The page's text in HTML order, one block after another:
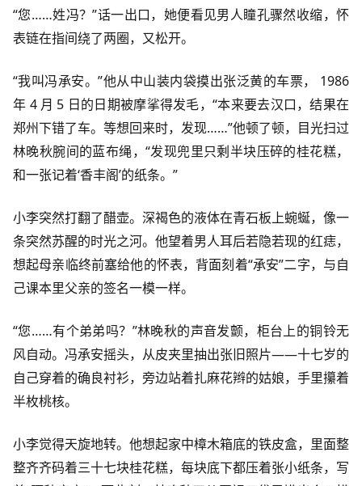
“您……姓冯？”话一出口，她便看见男人瞳孔骤然收缩，怀
表链在指间绕了两圈，又松开。
“我叫冯承安。”他从中山装内袋摸出张泛黄的车票， 1986
年 4 月 5 日的日期被摩挲得发毛，“本来要去汉口，结果在
郑州下错了车。等想回来时，发现……”他顿了顿，目光扫过
林晚秋腕间的蓝布绳，“发现兜里只剩半块压碎的桂花糕，
和一张记着‘香丰阁’的纸条。”
小李突然打翻了醋壶。深褐色的液体在青石板上蜿蜒，像一
条突然苏醒的时光之河。他望着男人耳后若隐若现的红痣，
想起母亲临终前塞给他的怀表，背面刻着“承安”二字，与自
己课本里父亲的签名一模一样。
“您……有个弟弟吗？”林晚秋的声音发颤，柜台上的铜铃无
风自动。冯承安摇头，从皮夹里抽出张旧照片——十七岁的
自己穿着的确良衬衫，旁边站着扎麻花辫的姑娘，手里攥着
半枚桃核。
小李觉得天旋地转。他想起家中樟木箱底的铁皮盒，里面整
整齐齐码着三十七块桂花糕，每块底下都压着张小纸条，写